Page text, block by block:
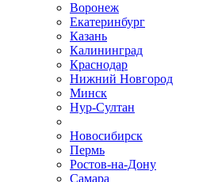
Воронеж
Екатеринбург
Казань
Калининград
Краснодар
Нижний Новгород
Минск
Нур-Султан
Новосибирск
Пермь
Ростов-на-Дону
Самара